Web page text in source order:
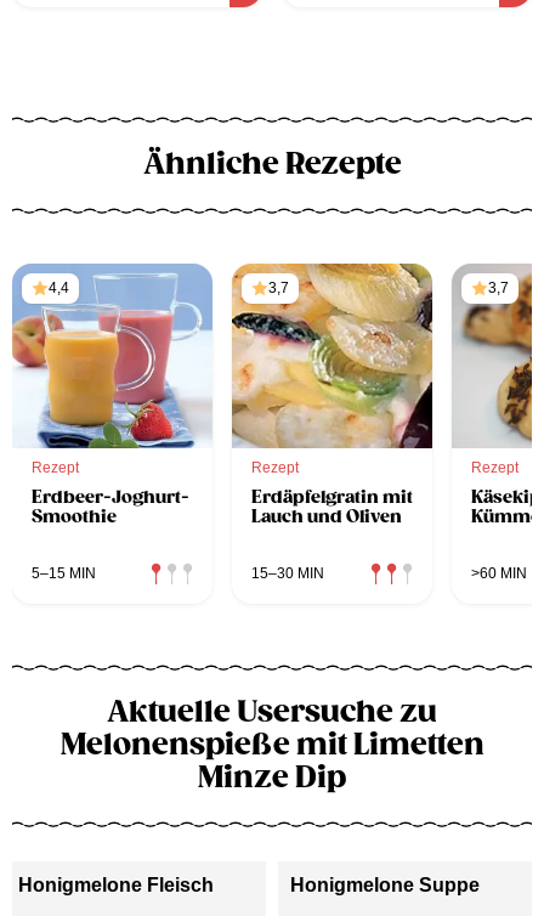
Ähnliche Rezepte
4,4
Rezept
Erdbeer-Joghurt-
Smoothie
5–15 MIN
3,7
Rezept
Erdäpfelgratin mit
Lauch und Oliven
15–30 MIN
3,7
Rezept
Kümmel
>60 MIN
Aktuelle Usersuche zu
Melonenspieße mit Limetten
Minze Dip
Honigmelone Fleisch Honigmelone Suppe